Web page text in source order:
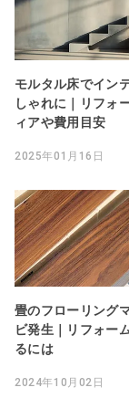
モルタル床でイン
しゃれに｜リフォ
ィアや費用目安
2025年01月16日
畳のフローリング
ビ発生｜リフォー
るには
2024年10月02日